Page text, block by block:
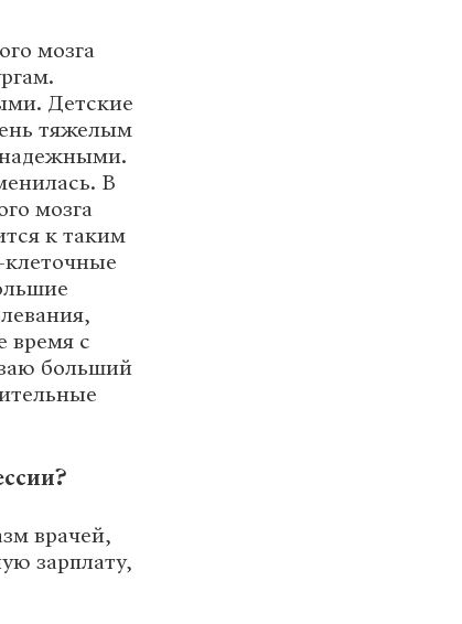
мозга
Детские
тяжелым
В
мозга
к таким
время с
больший
врачей,
зарплату,